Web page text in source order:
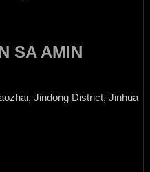
SA AMIN
Jindong District, Jinhua